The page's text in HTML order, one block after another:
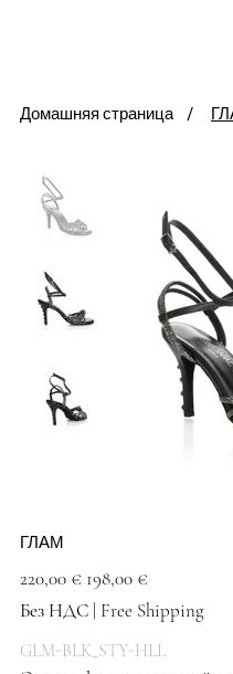
Домашняя страница /
ГЛАМ
Первоначальная
цена
220,00 € Спеццена
198,00 €
Без НДС | Free Shipping
GLM-BLK_STY-HLL